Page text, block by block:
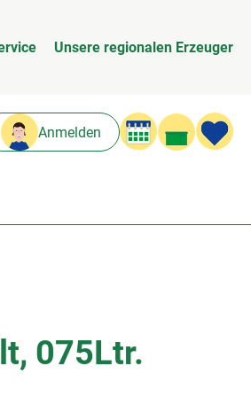
Unsere regionalen Erzeuger
Anmelden
075Ltr.